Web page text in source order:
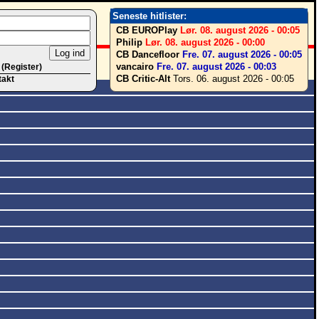
Seneste hitlister:
CB EUROPlay Lør. 08. august 2026 - 00:05
Philip Lør. 08. august 2026 - 00:00
CB Dancefloor Fre. 07. august 2026 - 00:05
vancairo Fre. 07. august 2026 - 00:03
CB Critic-AltTors. 06. august 2026 - 00:05